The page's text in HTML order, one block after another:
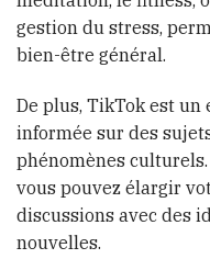
gestion du stress,
bien-être général.
De plus, TikTok est
informée sur des
phénomènes
vous pouvez élargir
discussions avec des
nouvelles.